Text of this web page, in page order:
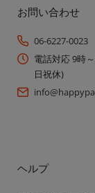
お問い合わせ
06-6227-0023
電話対応 9時
日祝休)
ヘルプ